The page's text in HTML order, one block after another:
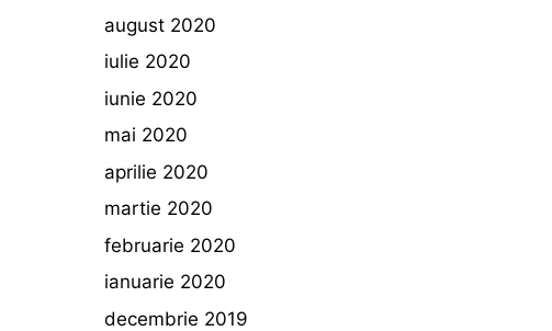
august 2020
iulie 2020
iunie 2020
mai 2020
aprilie 2020
martie 2020
februarie 2020
ianuarie 2020
decembrie 2019